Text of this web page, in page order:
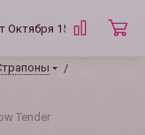
Октября 15 Б
Tender